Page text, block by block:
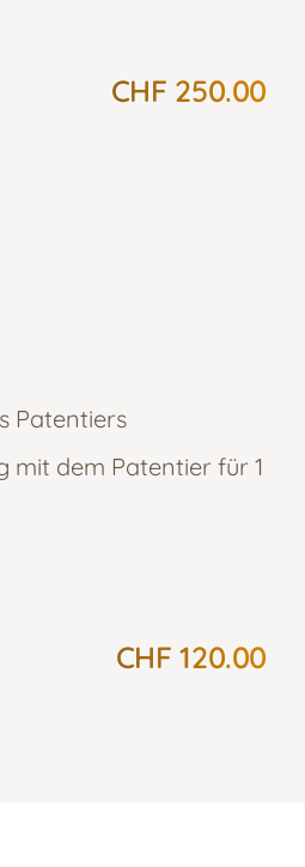
CHF 250.00
Patentiers
mit dem Patentier für 1
CHF 120.00